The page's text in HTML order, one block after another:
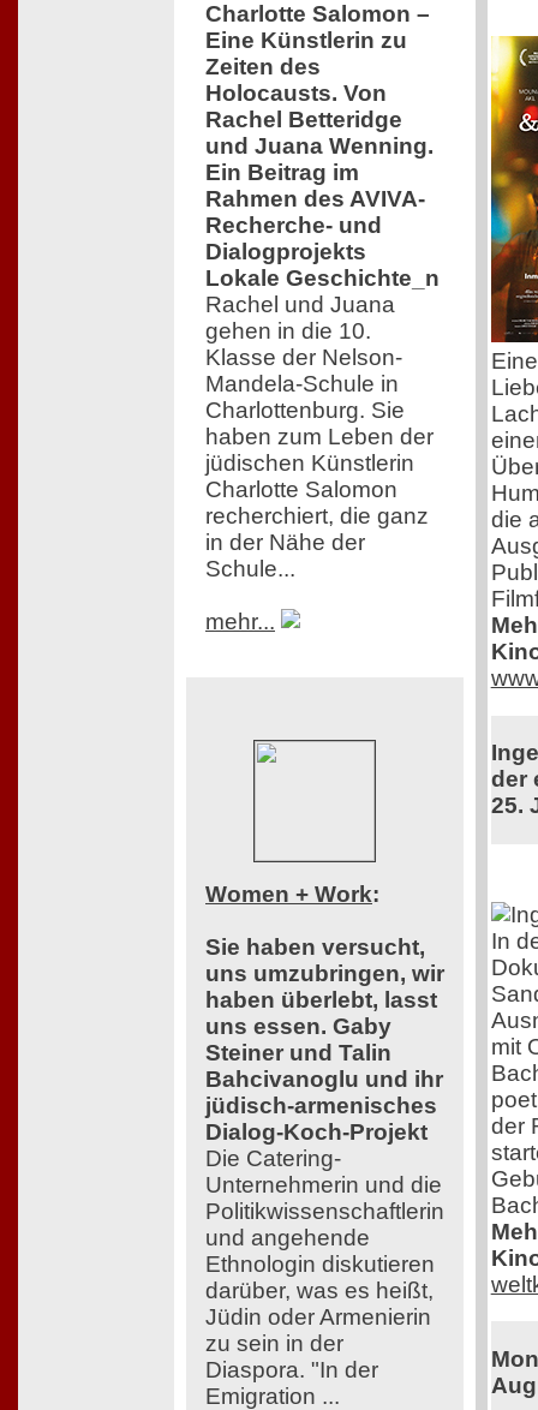
Charlotte Salomon –
Eine Künstlerin zu
Zeiten des
Holocausts. Von
Rachel Betteridge
und Juana Wenning.
Ein Beitrag im
Rahmen des AVIVA-
Recherche- und
Dialogprojekts
Lokale Geschichte_n
Rachel und Juana
gehen in die 10.
Klasse der Nelson-
Mandela-Schule in
Charlottenburg. Sie
haben zum Leben der
jüdischen Künstlerin
Charlotte Salomon
recherchiert, die ganz
in der Nähe der
Schule...
mehr...
Women + Work:
Sie haben versucht,
uns umzubringen, wir
haben überlebt, lasst
uns essen. Gaby
Steiner und Talin
Bahcivanoglu und ihr
jüdisch-armenisches
Dialog-Koch-Projekt
Die Catering-
Unternehmerin und die
Politikwissenschaftlerin
und angehende
Ethnologin diskutieren
darüber, was es heißt,
Jüdin oder Armenierin
zu sein in der
Diaspora. "In der
Emigration ...
die
der
25.
In
mit
der